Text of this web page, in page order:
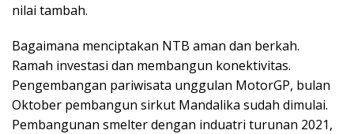
nilai tambah.
Bagaimana menciptakan NTB aman dan berkah.
Ramah investasi dan membangun konektivitas.
Pengembangan pariwisata unggulan MotorGP, bulan
Oktober pembangun sirkut Mandalika sudah dimulai.
Pembangunan smelter dengan induatri turunan 2021,